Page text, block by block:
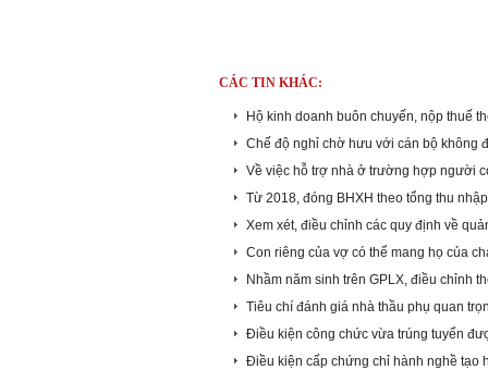
CÁC TIN KHÁC:
Hộ kinh doanh buôn chuyến, nộp thuế
Chế độ nghỉ chờ hưu với cán bộ không
Về việc hỗ trợ nhà ở trường hợp người
Từ 2018, đóng BHXH theo tổng thu nhập
Xem xét, điều chỉnh các quy định về
Con riêng của vợ có thể mang họ của
Nhầm năm sinh trên GPLX, điều chỉnh
Tiêu chí đánh giá nhà thầu phụ quan
Điều kiện công chức vừa trúng tuyển
Điều kiện cấp chứng chỉ hành nghề tạo